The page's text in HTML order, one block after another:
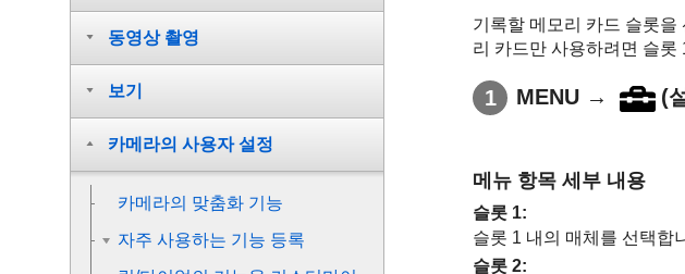
기록할 메모리 카드 슬롯을
리 카드만 사용하려면 슬롯
MENU → (
메뉴 항목 세부 내용
슬롯 1:
슬롯 1 내의 매체를 선택합
슬롯 2:
동영상 촬영
보기
카메라의 사용자 설정
카메라의 맞춤화 기능
자주 사용하는 기능 등록